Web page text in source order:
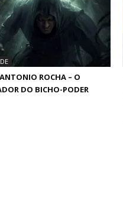
ROCHA – O
DO BICHO-PODER